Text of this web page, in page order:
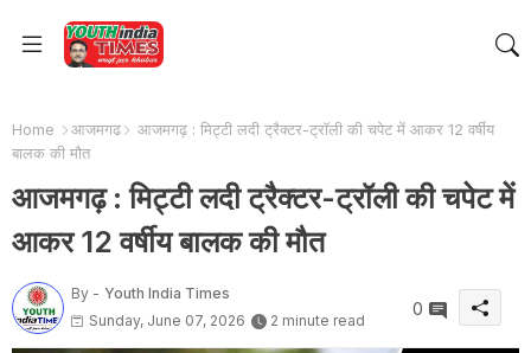
Home आजमगढ
आजमगढ़ : मिट्टी लदी ट्रैक्टर-ट्रॉली की चपेट में आकर 12 वर्षीय
बालक की मौत
आजमगढ़ : मिट्टी लदी ट्रैक्टर-ट्रॉली की चपेट में
आकर 12 वर्षीय बालक की मौत
By - Youth India Times
Sunday, June 07, 2026
2 minute read
0